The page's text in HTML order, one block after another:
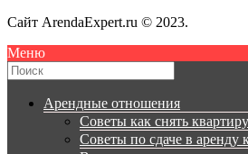
Сайт ArendaExpert.ru © 2023.
Меню
Арендные отношения
Советы как снять квартиру
Советы по сдаче в аренду